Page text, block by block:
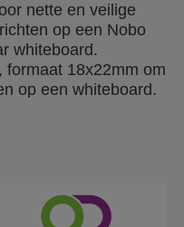
nette en veilige
op een Nobo
whiteboard.
formaat 18x22mm om
op een whiteboard.